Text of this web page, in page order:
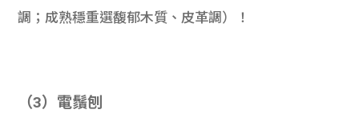
調；成熟穩重選馥郁木質、皮革調）！
（3）電鬚刨